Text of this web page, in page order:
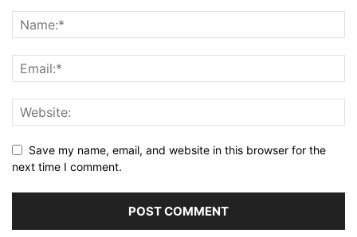
Save my name, email, and website in this browser for the
next time I comment.